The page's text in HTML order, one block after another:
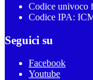
Codice univoco
Codice IPA:
Seguici su
Facebook
Youtube